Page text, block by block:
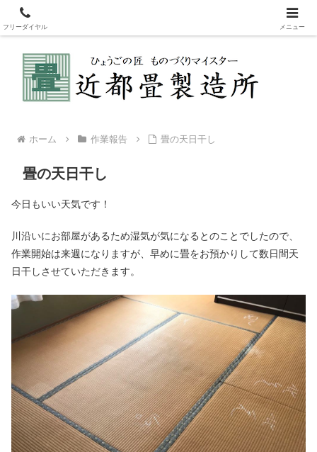
新畳・表替え・裏返しなどの畳製造販売。畳を変えてリフレッシュ！赤ちゃ
んも安心安全な国産畳表
ホーム 作業報告 畳の天日干し
畳の天日干し
今日もいい天気です！
川沿いにお部屋があるため湿気が気になるとのことでしたので、
作業開始は来週になりますが、早めに畳をお預かりして数日間天
日干しさせていただきます。
フリーダイヤル メニュー